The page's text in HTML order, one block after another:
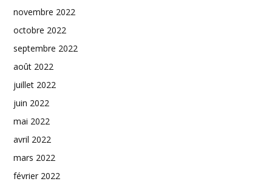
novembre 2022
octobre 2022
septembre 2022
août 2022
juillet 2022
juin 2022
mai 2022
avril 2022
mars 2022
février 2022